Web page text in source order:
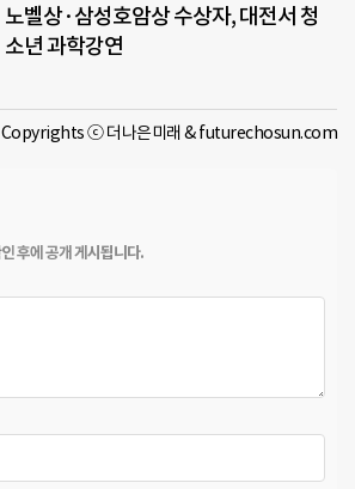
노벨상·삼성호암상 수상자, 대전서 청
소년 과학강연
Copyrights ⓒ 더나은미래 & futurechosun.com